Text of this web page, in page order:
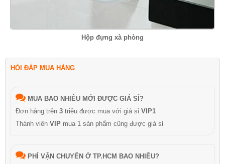
Hộp đựng xà phòng
HỎI ĐÁP MUA HÀNG
MUA BAO NHIÊU MỚI ĐƯỢC GIÁ SỈ?
Đơn hàng trên 3 triệu được mua với giá sỉ VIP1
Thành viên VIP mua 1 sản phẩm cũng được giá sỉ
PHÍ VẬN CHUYỂN Ở TP.HCM BAO NHIÊU?